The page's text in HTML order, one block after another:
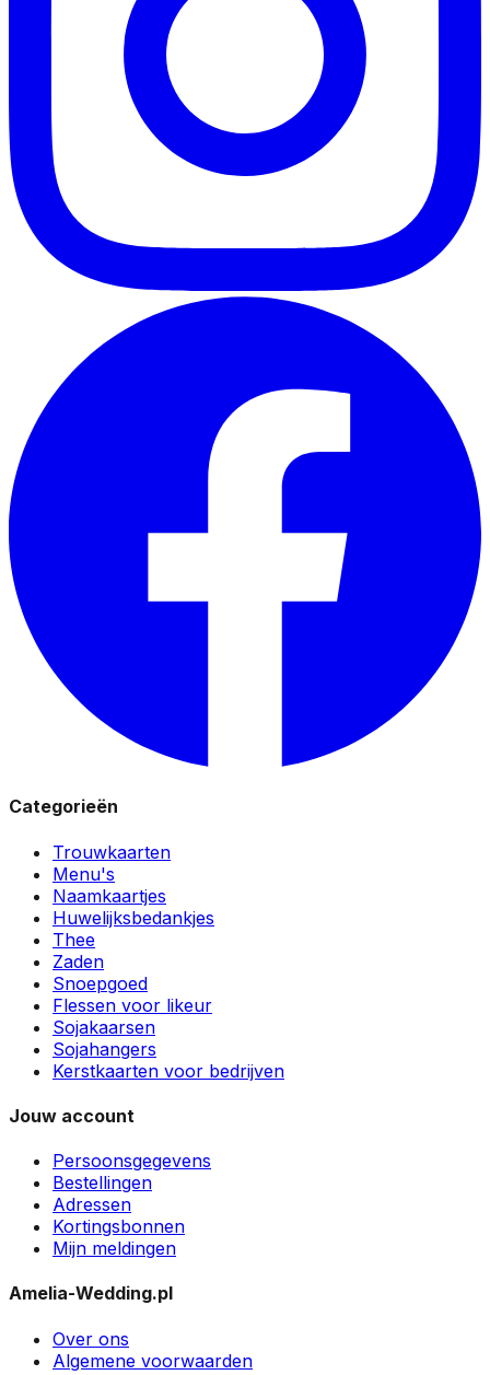
Categorieën
Trouwkaarten
Menu's
Naamkaartjes
Huwelijksbedankjes
Thee
Zaden
Snoepgoed
Flessen voor likeur
Sojakaarsen
Sojahangers
Kerstkaarten voor bedrijven
Jouw account
Persoonsgegevens
Bestellingen
Adressen
Kortingsbonnen
Mijn meldingen
Amelia-Wedding.pl
Over ons
Algemene voorwaarden